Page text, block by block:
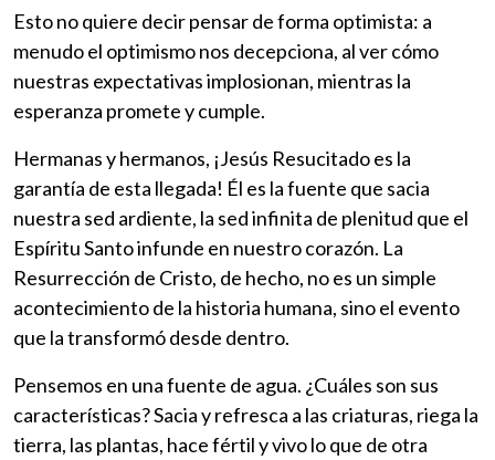
Esto no quiere decir pensar de forma optimista: a
menudo el optimismo nos decepciona, al ver cómo
nuestras expectativas implosionan, mientras la
esperanza promete y cumple.
Hermanas y hermanos, ¡Jesús Resucitado es la
garantía de esta llegada! Él es la fuente que sacia
nuestra sed ardiente, la sed infinita de plenitud que el
Espíritu Santo infunde en nuestro corazón. La
Resurrección de Cristo, de hecho, no es un simple
acontecimiento de la historia humana, sino el evento
que la transformó desde dentro.
Pensemos en una fuente de agua. ¿Cuáles son sus
características? Sacia y refresca a las criaturas, riega la
tierra, las plantas, hace fértil y vivo lo que de otra